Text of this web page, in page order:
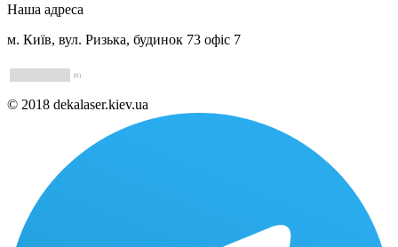
Наша адреса
м. Київ, вул. Ризька, будинок 73 офіс 7
(0)
© 2018 dekalaser.kiev.ua